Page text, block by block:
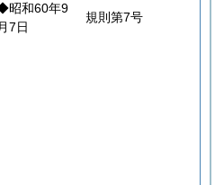
昭和60年9
月7日
規則第7号